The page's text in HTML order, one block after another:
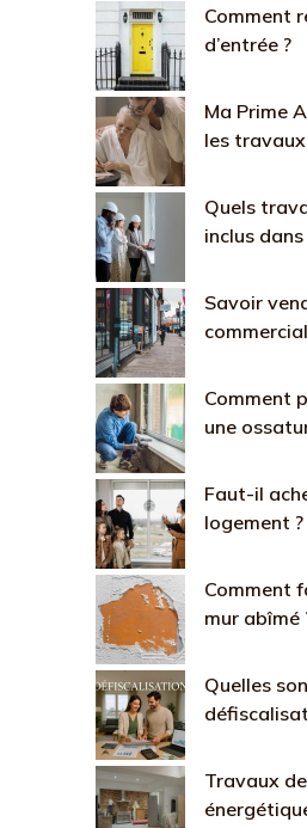
Comment
d’entrée ?
Ma Prime
les
Quels
inclus
Savoir
Comment
une
Faut-il
logement ?
Comment
mur abîmé
Quelles
Travaux